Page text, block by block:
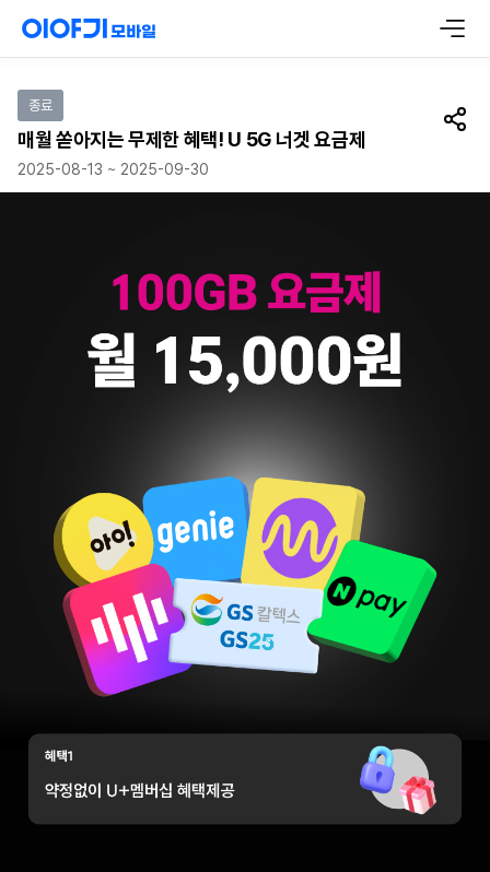
종료
매월 쏟아지는 무제한 혜택! U 5G 너겟 요금제 공유
2025-08-13 ~ 2025-09-30
100GB 요금제 월 15,000원